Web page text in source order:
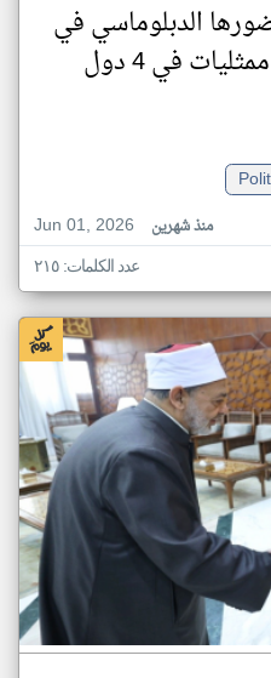
الدبلوماسي في
إفريقيا بافتتاح ممثليات في 4 دول
Jun 01, 2026
منذ شهرين
عدد الكلمات: ٢١٥